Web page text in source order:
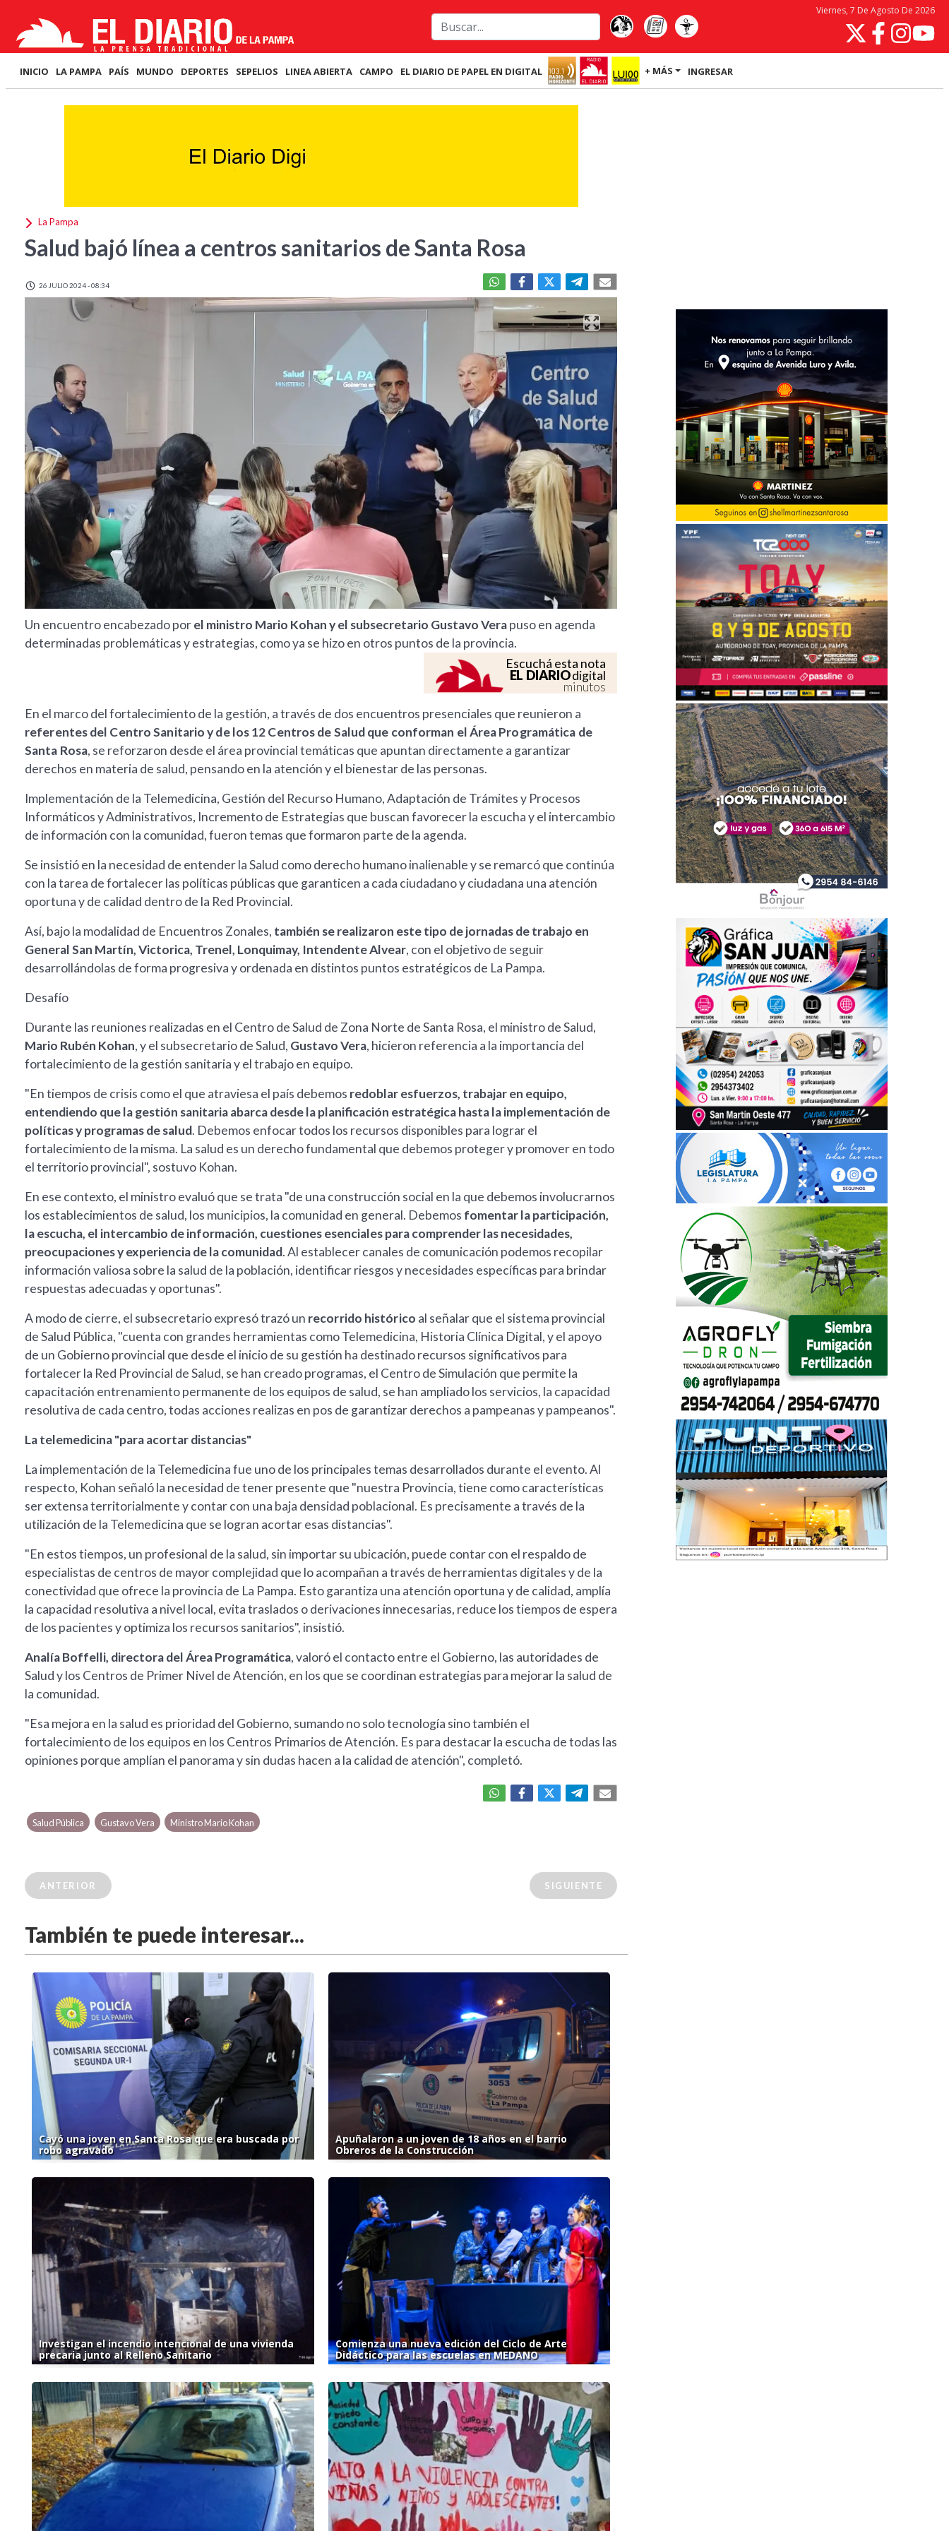
Viernes, 7 De Agosto De 2026
INICIO LA PAMPA PAÍS MUNDO DEPORTES SEPELIOS LINEA ABIERTA CAMPO EL DIARIO DE PAPEL EN DIGITAL + MÁS INGRESAR
La Pampa
Salud bajó línea a centros sanitarios de Santa Rosa
26 JULIO 2024 - 08:34
Un encuentro encabezado porel ministro Mario Kohan y el subsecretario Gustavo Verapuso en agenda
determinadas problemáticas y estrategias, como ya se hizo en otros puntos de la provincia.
Escuchá esta nota
EL DIARIOdigital
minutos
En el marco del fortalecimiento de la gestión, a través de dos encuentros presenciales que reunieron a
referentes del Centro Sanitario y de los 12 Centros de Salud que conforman el Área Programática de
Santa Rosa, se reforzaron desde el área provincial temáticas que apuntan directamente a garantizar
derechos en materia de salud, pensando en la atención y el bienestar de las personas.
Implementación de la Telemedicina, Gestión del Recurso Humano, Adaptación de Trámites y Procesos
Informáticos y Administrativos, Incremento de Estrategias que buscan favorecer la escucha y el intercambio
de información con la comunidad, fueron temas que formaron parte de la agenda.
Se insistió en la necesidad de entender la Salud como derecho humano inalienable y se remarcó que continúa
con la tarea de fortalecer las políticas públicas que garanticen a cada ciudadano y ciudadana una atención
oportuna y de calidad dentro de la Red Provincial.
Así, bajo la modalidad de Encuentros Zonales, también se realizaron este tipo de jornadas de trabajo en
General San Martín, Victorica, Trenel, Lonquimay, Intendente Alvear, con el objetivo de seguir
desarrollándolas de forma progresiva y ordenada en distintos puntos estratégicos de La Pampa.
Desafío
Durante las reuniones realizadas en el Centro de Salud de Zona Norte de Santa Rosa, el ministro de Salud,
Mario Rubén Kohan, y el subsecretario de Salud, Gustavo Vera, hicieron referencia a la importancia del
fortalecimiento de la gestión sanitaria y el trabajo en equipo.
"En tiempos de crisis como el que atraviesa el país debemos redoblar esfuerzos, trabajar en equipo,
entendiendo que la gestión sanitaria abarca desde la planificación estratégica hasta la implementación de
políticas y programas de salud. Debemos enfocar todos los recursos disponibles para lograr el
fortalecimiento de la misma. La salud es un derecho fundamental que debemos proteger y promover en todo
el territorio provincial", sostuvo Kohan.
En ese contexto, el ministro evaluó que se trata "de una construcción social en la que debemos involucrarnos
los establecimientos de salud, los municipios, la comunidad en general. Debemos fomentar la participación,
la escucha, el intercambio de información, cuestiones esenciales para comprender las necesidades,
preocupaciones y experiencia de la comunidad. Al establecer canales de comunicación podemos recopilar
información valiosa sobre la salud de la población, identificar riesgos y necesidades específicas para brindar
respuestas adecuadas y oportunas".
A modo de cierre, el subsecretario expresó trazó un recorrido histórico al señalar que el sistema provincial
de Salud Pública, "cuenta con grandes herramientas como Telemedicina, Historia Clínica Digital, y el apoyo
de un Gobierno provincial que desde el inicio de su gestión ha destinado recursos significativos para
fortalecer la Red Provincial de Salud, se han creado programas, el Centro de Simulación que permite la
capacitación entrenamiento permanente de los equipos de salud, se han ampliado los servicios, la capacidad
resolutiva de cada centro, todas acciones realizas en pos de garantizar derechos a pampeanas y pampeanos".
La telemedicina "para acortar distancias"
La implementación de la Telemedicina fue uno de los principales temas desarrollados durante el evento. Al
respecto, Kohan señaló la necesidad de tener presente que "nuestra Provincia, tiene como características
ser extensa territorialmente y contar con una baja densidad poblacional. Es precisamente a través de la
utilización de la Telemedicina que se logran acortar esas distancias".
"En estos tiempos, un profesional de la salud, sin importar su ubicación, puede contar con el respaldo de
especialistas de centros de mayor complejidad que lo acompañan a través de herramientas digitales y de la
conectividad que ofrece la provincia de La Pampa. Esto garantiza una atención oportuna y de calidad, amplía
la capacidad resolutiva a nivel local, evita traslados o derivaciones innecesarias, reduce los tiempos de espera
de los pacientes y optimiza los recursos sanitarios", insistió.
Analía Boffelli, directora del Área Programática, valoró el contacto entre el Gobierno, las autoridades de
Salud y los Centros de Primer Nivel de Atención, en los que se coordinan estrategias para mejorar la salud de
la comunidad.
"Esa mejora en la salud es prioridad del Gobierno, sumando no solo tecnología sino también el
fortalecimiento de los equipos en los Centros Primarios de Atención. Es para destacar la escucha de todas las
opiniones porque amplían el panorama y sin dudas hacen a la calidad de atención", completó.
Salud Pública Gustavo Vera Ministro Mario Kohan
ANTERIOR SIGUIENTE
También te puede interesar...
Cayó una joven en Santa Rosa que era buscada por
robo agravado
Apuñalaron a un joven de 18 años en el barrio
Obreros de la Construcción
Investigan el incendio intencional de una vivienda
precaria junto al Relleno Sanitario
Comienza una nueva edición del Ciclo de Arte
Didáctico para las escuelas en MEDANO